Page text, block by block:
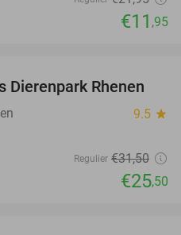
€11 ,95
19%
Dierenpark Rhenen
9.5 star
Regulier €31,50
€25,50